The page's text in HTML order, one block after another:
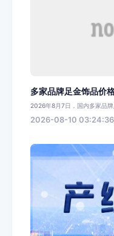
多家品牌足金饰品价
2026年8月7日，国内多家品
2026-08-10 03:24:36